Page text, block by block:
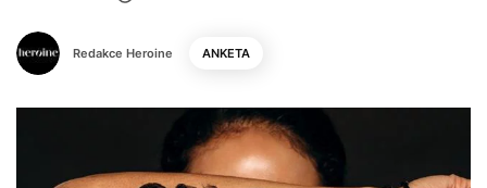
Redakce Heroine ANKETA